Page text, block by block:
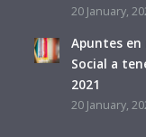
20 January,
Apuntes en
Social a
2021
20 January,